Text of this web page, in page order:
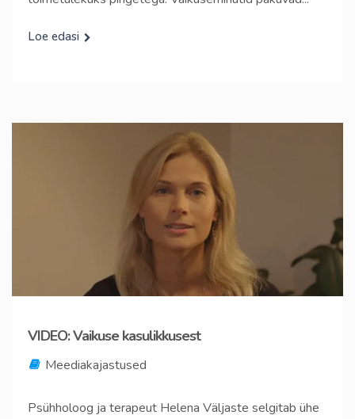
Loe edasi
VIDEO: Vaikuse kasulikkusest
Meediakajastused
Psühholoog ja terapeut Helena Väljaste selgitab ühe